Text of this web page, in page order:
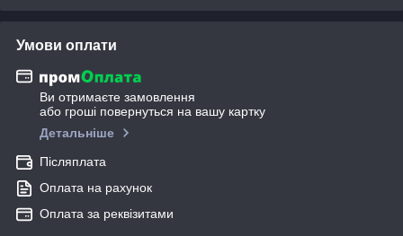
Умови оплати
Ви отримаєте замовлення
або гроші повернуться на вашу картку
Детальніше
Післяплата
Оплата на рахунок
Оплата за реквізитами